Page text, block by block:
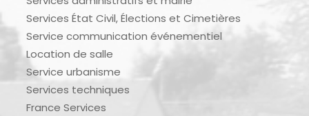
Services État Civil, Élections et Cimetières
Service communication événementiel
Location de salle
Service urbanisme
Services techniques
France Services